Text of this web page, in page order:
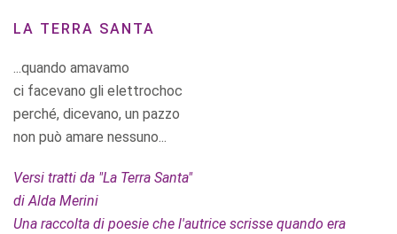
LA TERRA SANTA
...quando amavamo
ci facevano gli elettrochoc
perché, dicevano, un pazzo
non può amare nessuno...
Versi tratti da "La Terra Santa"
di Alda Merini
Una raccolta di poesie che l'autrice scrisse quando era